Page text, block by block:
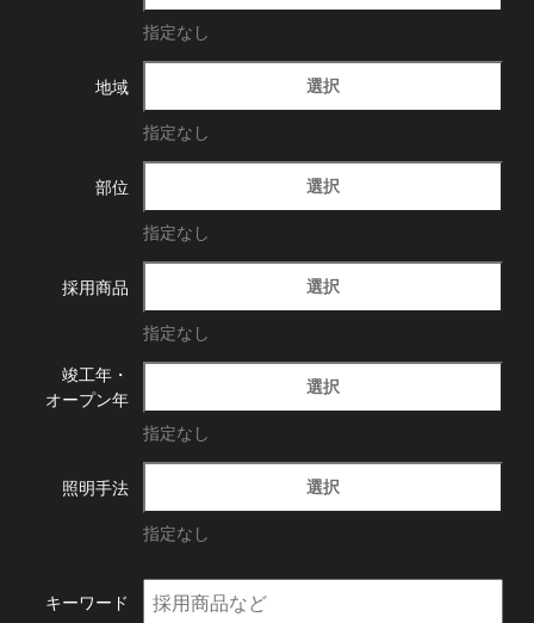
指定なし
地域 選択
指定なし
部位 選択
指定なし
採用商品 選択
指定なし
竣工年・
オープン年
選択
指定なし
照明手法 選択
指定なし
キーワード